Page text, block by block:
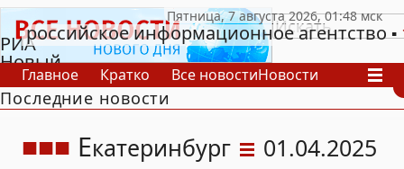
РИА
Новый
День
российское информационное агентство
Главное Кратко Все новостиНовости
В России
В мире
Последние новости
Екатеринбург 01.04.2025